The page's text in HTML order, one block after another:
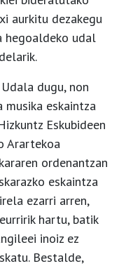
aurkitu dezakegu
hegoaldeko udal
dugu, non
eskaintza
Eskubideen
Arartekoa
ordenantzan
eskaintza
ezarri arren,
hartu, batik
inoiz ez
Bestalde,